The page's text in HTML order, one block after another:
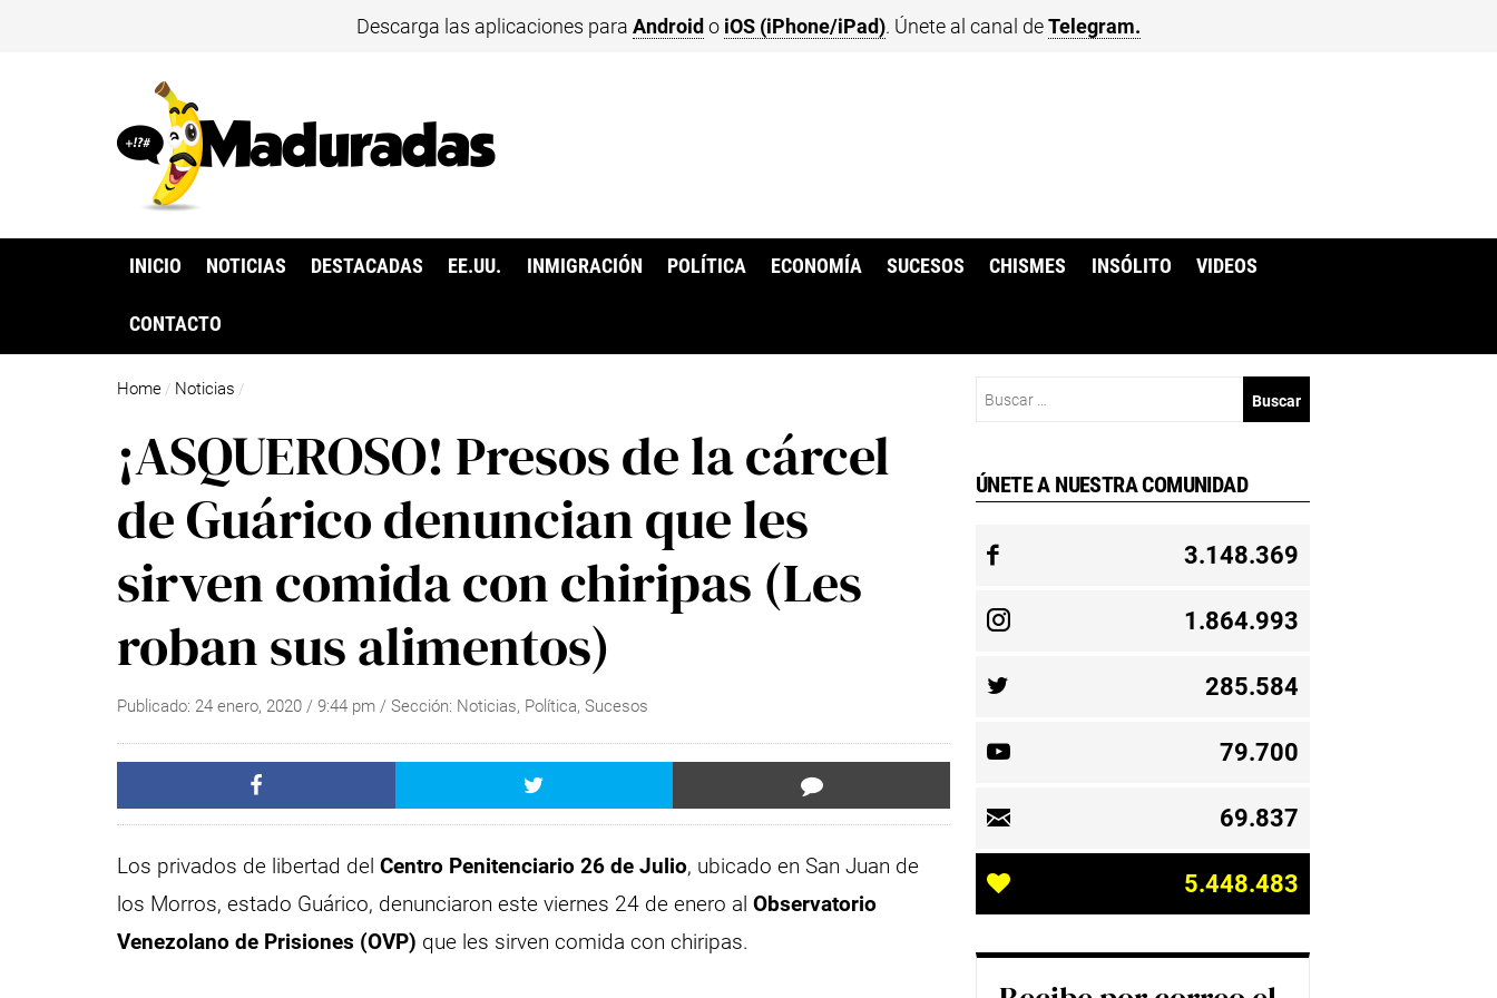
Descarga las aplicaciones para Android o iOS (iPhone/iPad). Únete al canal deTelegram.
INICIO NOTICIAS DESTACADAS EE.UU. INMIGRACIÓN POLÍTICA ECONOMÍA SUCESOS CHISMES INSÓLITO VIDEOS
CONTACTO
Home / Noticias /
¡ASQUEROSO! Presos de la cárcel
de Guárico denuncian que les
sirven comida con chiripas (Les
roban sus alimentos)
Publicado: 24 enero, 2020 /9:44 pm/ Sección: Noticias, Política,Sucesos
Los privados de libertad delCentro Penitenciario 26 de Julio, ubicado en San Juan de
los Morros, estado Guárico, denunciaron este viernes 24 de enero alObservatorio
Venezolano de Prisiones (OVP) que les sirven comida con chiripas.
ÚNETE A NUESTRA COMUNIDAD
3.148.369
1.864.993
285.584
79.700
69.837
5.448.483